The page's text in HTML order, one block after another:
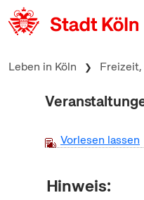
zum Inhalt springen
Leben in Köln
Vorlesen lassen
Hinweis: